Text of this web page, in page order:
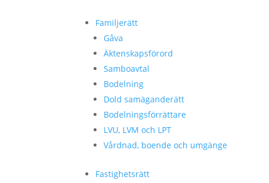
Familjerätt
Gåva
Äktenskapsförord
Samboavtal
Bodelning
Dold samäganderätt
Bodelningsförrättare
LVU, LVM och LPT
Vårdnad, boende och umgänge
Fastighetsrätt